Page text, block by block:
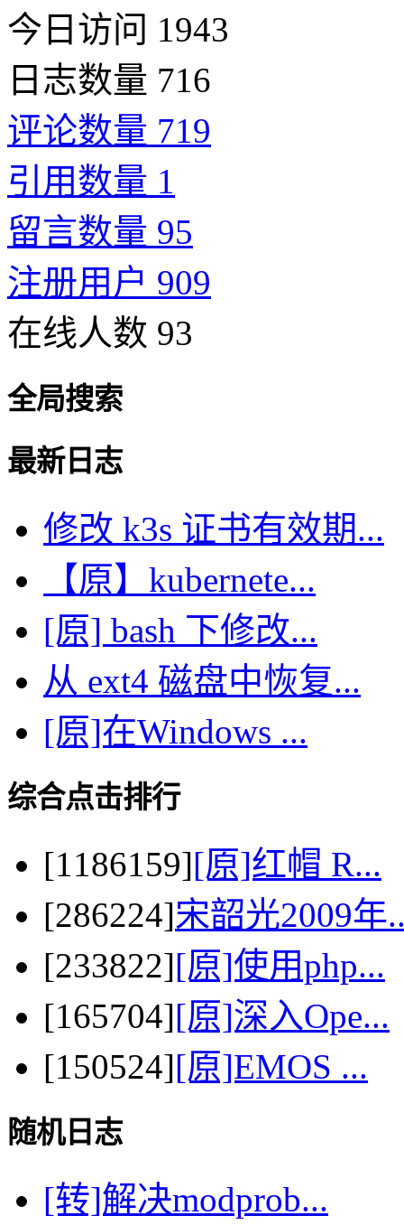
今日访问 1943
日志数量 716
评论数量 719
引用数量 1
留言数量 95
注册用户 909
在线人数 93
全局搜索
最新日志
修改 k3s 证书有效期...
【原】kubernete...
[原] bash 下修改...
从 ext4 磁盘中恢复...
[原]在Windows ...
综合点击排行
[1186159][原]红帽 R...
[286224]宋韶光2009年
[233822][原]使用php...
[165704][原]深入Ope...
[150524][原]EMOS ...
随机日志
[转]解决modprob...